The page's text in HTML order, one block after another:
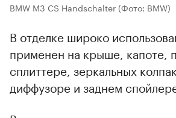
BMW M3 CS Handschalter(Фото: BMW)
В отделке широко
применен на крыше, капоте,
сплиттере, зеркальных
диффузоре и заднем